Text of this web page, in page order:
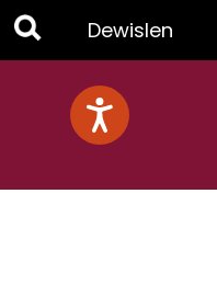
Toggle
Menu
Dewislen